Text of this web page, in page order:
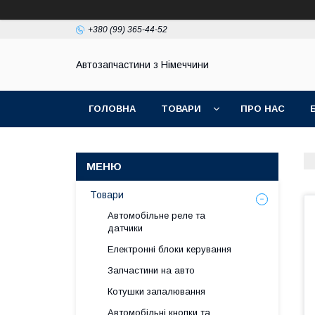
+380 (99) 365-44-52
Автозапчастини з Німеччини
ГОЛОВНА ТОВАРИ ПРО НАС
Товари
Автомобільне реле та
датчики
Електронні блоки керування
Запчастини на авто
Котушки запалювання
Автомобільні кнопки та